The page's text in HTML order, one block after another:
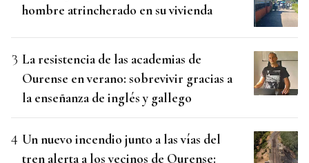
hombre atrincherado en su vivienda
La resistencia de las academias de
Ourense en verano: sobrevivir gracias a
la enseñanza de inglés y gallego
Un nuevo incendio junto a las vías del
tren alerta a los vecinos de Ourense: